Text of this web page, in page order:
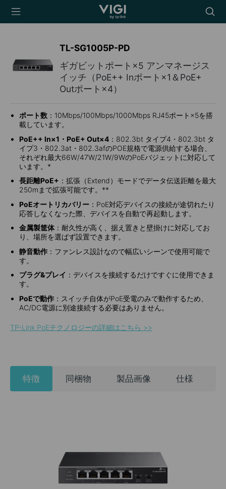
TP-Link, Reliably
icon
TL-SG1005P-PD
ギガビットポート×5 アンマネージス
イッチ（PoE++ Inポート×1＆PoE+
Outポート×4）
ポート数：10Mbps/100Mbps/1000Mbps RJ45ポート×5を搭
載しています。
PoE++ In×1・PoE+ Out×4：802.3bt タイプ4・802.3bt タ
イプ3・802.3at・802.3afのPOE規格で電源供給する場合、
それぞれ最大66W/47W/21W/9WのPoEバジェットに対応して
います。*
長距離PoE+ ：拡張（Extend）モードでデータ伝送距離を最大
250mまで拡張可能です。**
PoEオートリカバリー：PoE対応デバイスの接続が途切れたり
応答しなくなった際、デバイスを自動で再起動します。
金属製筐体：耐久性が高く、据え置きと壁掛けに対応してお
り、場所を選ばず設置できます。
静音動作：ファンレス設計なので幅広いシーンで使用可能で
す。
プラグ&プレイ ：デバイスを接続するだけですぐに使用できま
す。
PoEで動作：スイッチ自体がPoE受電のみで動作するため、
AC/DC電源に別途接続する必要はありません。
TP-Link PoEテクノロジーの詳細はこちら >>
特徴 同梱物 製品画像 仕様